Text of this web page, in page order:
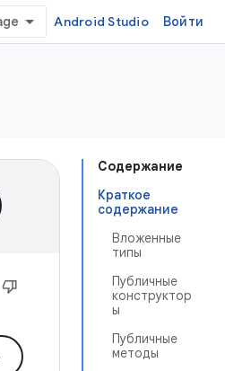
Android Studio Войти
Содержание
Краткое
содержание
Вложенные
типы
Публичные
конструктор
ы
Публичные
методы